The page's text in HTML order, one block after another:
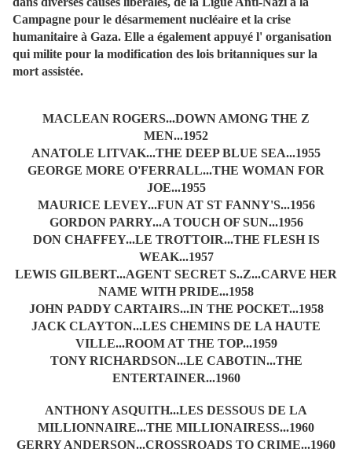
Campagne pour le désarmement nucléaire et la crise
humanitaire à Gaza. Elle a également appuyé l' organisation
qui milite pour la modification des lois britanniques sur la
mort assistée.
MACLEAN ROGERS...DOWN AMONG THE Z
MEN...1952
ANATOLE LITVAK...THE DEEP BLUE SEA...1955
GEORGE MORE O'FERRALL...THE WOMAN FOR
JOE...1955
MAURICE LEVEY...FUN AT ST FANNY'S...1956
GORDON PARRY...A TOUCH OF SUN...1956
DON CHAFFEY...LE TROTTOIR...THE FLESH IS
WEAK...1957
LEWIS GILBERT...AGENT SECRET S..Z...CARVE HER
NAME WITH PRIDE...1958
JOHN PADDY CARTAIRS...IN THE POCKET...1958
JACK CLAYTON...LES CHEMINS DE LA HAUTE
VILLE...ROOM AT THE TOP...1959
TONY RICHARDSON...LE CABOTIN...THE
ENTERTAINER...1960
ANTHONY ASQUITH...LES DESSOUS DE LA
MILLIONNAIRE...THE MILLIONAIRESS...1960
GERRY ANDERSON...CROSSROADS TO CRIME...1960